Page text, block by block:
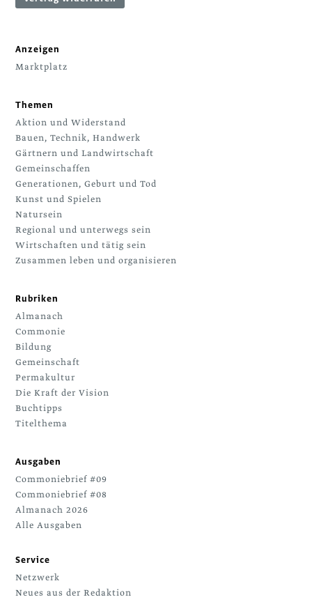
Anzeigen
Marktplatz
Themen
Aktion und Widerstand
Bauen, Technik, Handwerk
Gärtnern und Landwirtschaft
Gemeinschaffen
Generationen, Geburt und Tod
Kunst und Spielen
Natursein
Regional und unterwegs sein
Wirtschaften und tätig sein
Zusammen leben und organisieren
Rubriken
Almanach
Commonie
Bildung
Gemeinschaft
Permakultur
Die Kraft der Vision
Buchtipps
Titelthema
Ausgaben
Commoniebrief #09
Commoniebrief #08
Almanach 2026
Alle Ausgaben
Service
Netzwerk
Neues aus der Redaktion